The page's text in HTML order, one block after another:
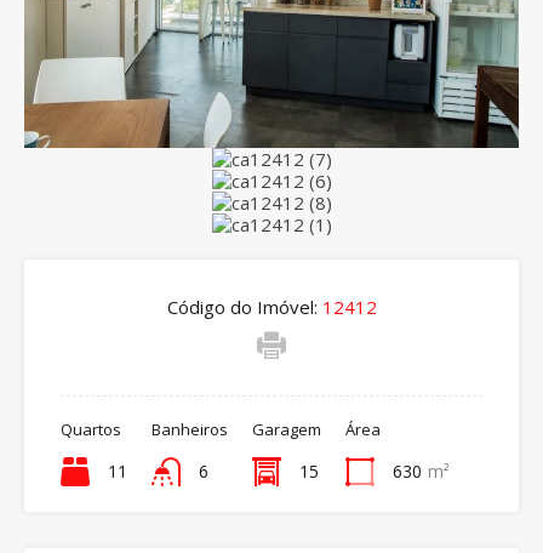
Código do Imóvel: 12412
Quartos
11
Banheiros
6
Garagem
15
Área
630 m²